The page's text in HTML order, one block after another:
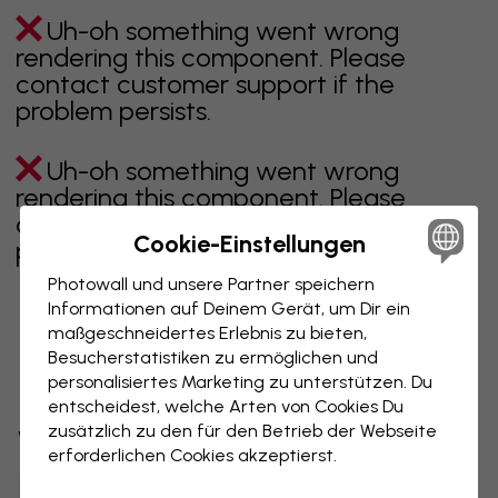
Uh-oh something went wrong
rendering this component. Please
contact customer support if the
problem persists.
Uh-oh something went wrong
rendering this component. Please
contact customer support if the
problem persists.
Zeigt Seite 1 von 5 Seiten
Weitere Kategorien entdecken
Cookie-Einstellungen
Photowall und unsere Partner speichern
Informationen auf Deinem Gerät, um Dir ein
maßgeschneidertes Erlebnis zu bieten,
Besucherstatistiken zu ermöglichen und
personalisiertes Marketing zu unterstützen. Du
entscheidest, welche Arten von Cookies Du
zusätzlich zu den für den Betrieb der Webseite
erforderlichen Cookies akzeptierst.